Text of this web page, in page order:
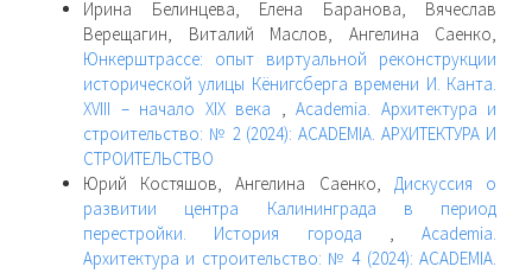
Ирина Белинцева, Елена Баранова, Вячеслав
Верещагин, Виталий Маслов, Ангелина Саенко,
Юнкерштрассе: опыт виртуальной реконструкции
исторической улицы Кёнигсберга времени И. Канта.
XVIII – начало XIX века , Academia. Архитектура и
строительство: № 2 (2024): ACADEMIA. АРХИТЕКТУРА И
СТРОИТЕЛЬСТВО
Юрий Костяшов, Ангелина Саенко, Дискуссия о
развитии центра Калининграда в период
перестройки. История города , Academia.
Архитектура и строительство: № 4 (2024): ACADEMIA.